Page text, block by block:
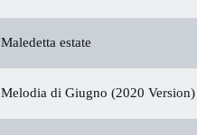
Maledetta estate
Melodia di Giugno (2020 Version)